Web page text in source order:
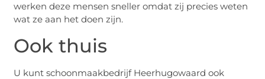
werken deze mensen sneller omdat zij precies weten
wat ze aan het doen zijn.
Ook thuis
U kunt schoonmaakbedrijf Heerhugowaard ook